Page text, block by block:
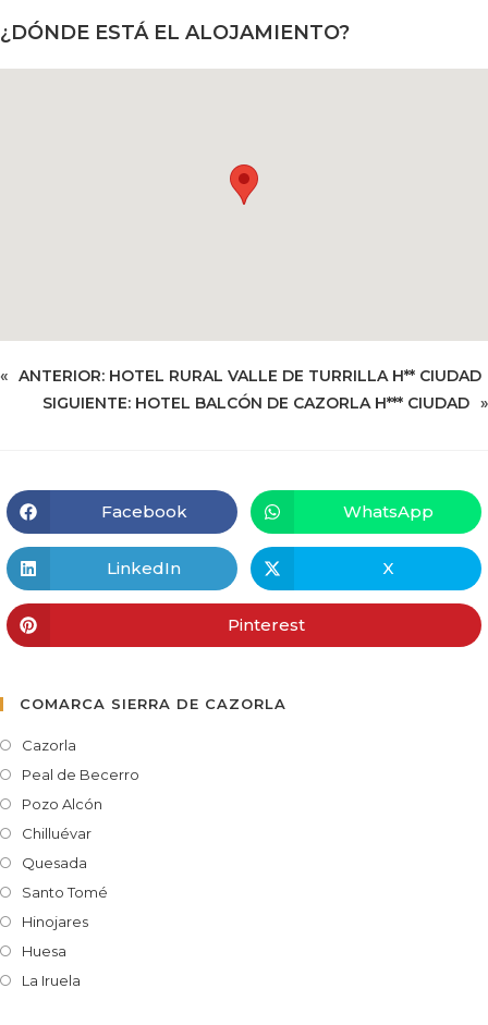
¿DÓNDE ESTÁ EL ALOJAMIENTO?
« ANTERIOR: HOTEL RURAL VALLE DE TURRILLA H** CIUDAD
SIGUIENTE: HOTEL BALCÓN DE CAZORLA H*** CIUDAD »
Facebook WhatsApp
LinkedIn X
Pinterest
COMARCA SIERRA DE CAZORLA
Cazorla
Peal de Becerro
Pozo Alcón
Chilluévar
Quesada
Santo Tomé
Hinojares
Huesa
La Iruela